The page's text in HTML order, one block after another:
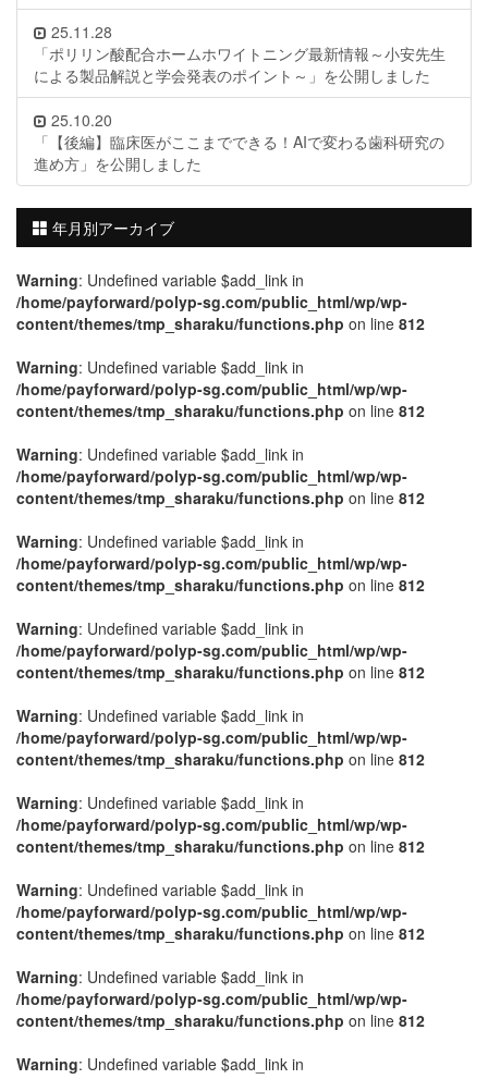
25.11.28
「ポリリン酸配合ホームホワイトニング最新情報～小安先生
による製品解説と学会発表のポイント～」を公開しました
25.10.20
「【後編】臨床医がここまでできる！AIで変わる歯科研究の
進め方」を公開しました
年月別アーカイブ
Warning: Undefined variable $add_link in
/home/payforward/polyp-sg.com/public_html/wp/wp-
content/themes/tmp_sharaku/functions.php on line 812
Warning: Undefined variable $add_link in
/home/payforward/polyp-sg.com/public_html/wp/wp-
content/themes/tmp_sharaku/functions.php on line 812
Warning: Undefined variable $add_link in
/home/payforward/polyp-sg.com/public_html/wp/wp-
content/themes/tmp_sharaku/functions.php on line 812
Warning: Undefined variable $add_link in
/home/payforward/polyp-sg.com/public_html/wp/wp-
content/themes/tmp_sharaku/functions.php on line 812
Warning: Undefined variable $add_link in
/home/payforward/polyp-sg.com/public_html/wp/wp-
content/themes/tmp_sharaku/functions.php on line 812
Warning: Undefined variable $add_link in
/home/payforward/polyp-sg.com/public_html/wp/wp-
content/themes/tmp_sharaku/functions.php on line 812
Warning: Undefined variable $add_link in
/home/payforward/polyp-sg.com/public_html/wp/wp-
content/themes/tmp_sharaku/functions.php on line 812
Warning: Undefined variable $add_link in
/home/payforward/polyp-sg.com/public_html/wp/wp-
content/themes/tmp_sharaku/functions.php on line 812
Warning: Undefined variable $add_link in
/home/payforward/polyp-sg.com/public_html/wp/wp-
content/themes/tmp_sharaku/functions.php on line 812
Warning: Undefined variable $add_link in